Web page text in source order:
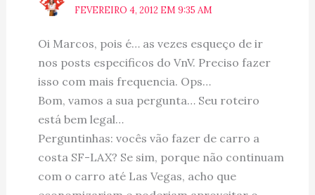
FEVEREIRO 4, 2012 EM 9:35 AM
Oi Marcos, pois é… as vezes esqueço de ir
nos posts especificos do VnV. Preciso fazer
isso com mais frequencia. Ops…
Bom, vamos a sua pergunta… Seu roteiro
está bem legal…
Perguntinhas: vocês vão fazer de carro a
costa SF-LAX? Se sim, porque não continuam
com o carro até Las Vegas, acho que